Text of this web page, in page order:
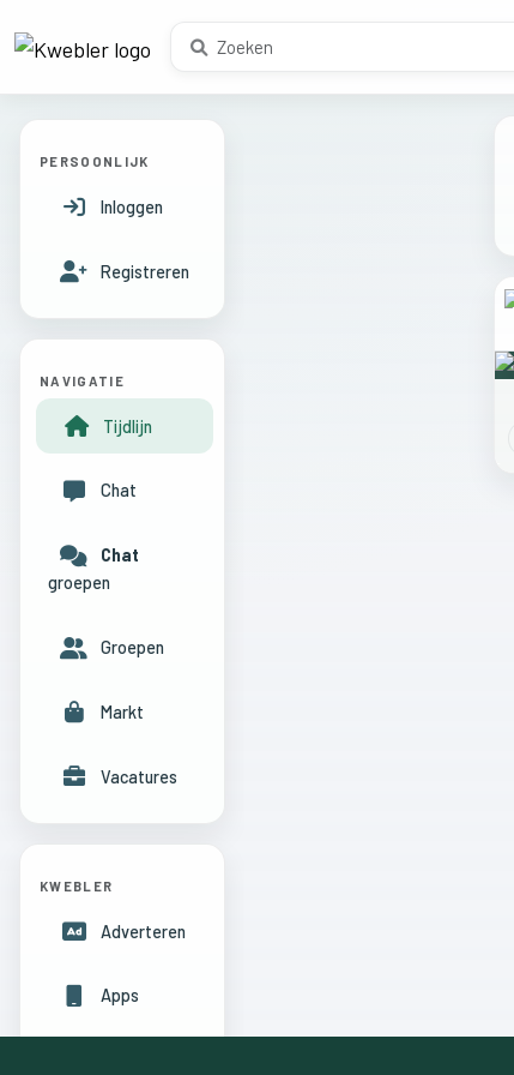
PERSOONLIJK
Inloggen
Registreren
NAVIGATIE
Tijdlijn
Chat
Chat
groepen
Groepen
Markt
Vacatures
KWEBLER
Adverteren
Apps